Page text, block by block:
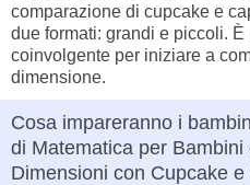
comparazione di cupcake e
due formati: grandi e piccoli.
coinvolgente per iniziare a
dimensione.
Cosa impareranno i
di Matematica per
Dimensioni con Cupcake